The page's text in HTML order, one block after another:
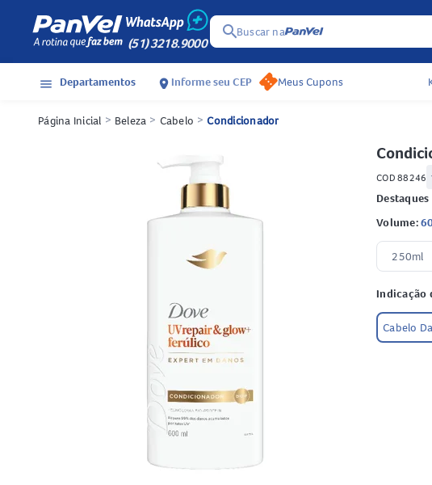
(51) 3218.9000
searchBuscar na
menu Departamentos location_on Informe seu CEP Meus Cupons
Página Inicial > Beleza > Cabelo > Condicionador
COD 88246
Volume:
250ml
Indicação
Cabelo